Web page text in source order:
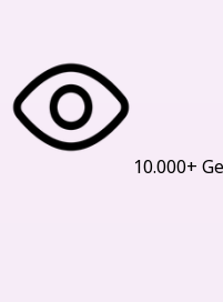
10.000+